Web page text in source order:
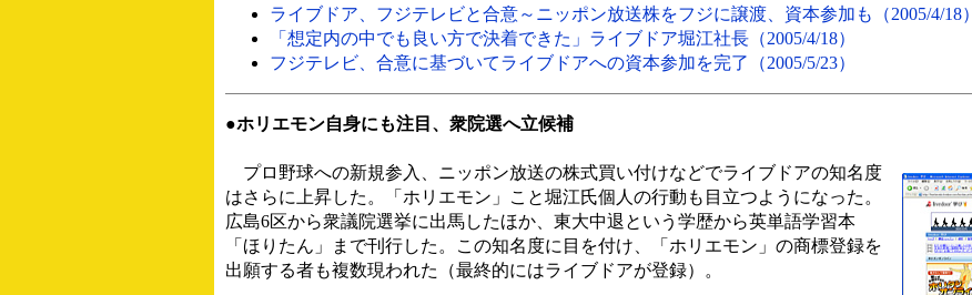
ライブドア、フジテレビと合意～ニッポン放送株をフジに譲渡、資本参加も（2005/4/18）
「想定内の中でも良い方で決着できた」ライブドア堀江社長（2005/4/18）
フジテレビ、合意に基づいてライブドアへの資本参加を完了（2005/5/23）
●ホリエモン自身にも注目、衆院選へ立候補
プロ野球への新規参入、ニッポン放送の株式買い付けなどでライブドアの知名度
はさらに上昇した。「ホリエモン」こと堀江氏個人の行動も目立つようになった。
広島6区から衆議院選挙に出馬したほか、東大中退という学歴から英単語学習本
「ほりたん」まで刊行した。この知名度に目を付け、「ホリエモン」の商標登録を
出願する者も複数現われた（最終的にはライブドアが登録）。